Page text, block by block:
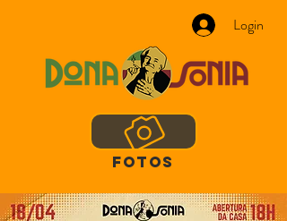
Login
FOTOS